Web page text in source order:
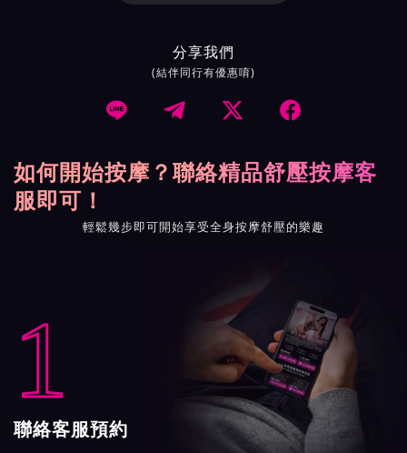
分享我們
(結伴同行有優惠唷)
   
如何開始按摩？聯絡精品舒壓按摩客
服即可！
輕鬆幾步即可開始享受全身按摩舒壓的樂趣
1
聯絡客服預約